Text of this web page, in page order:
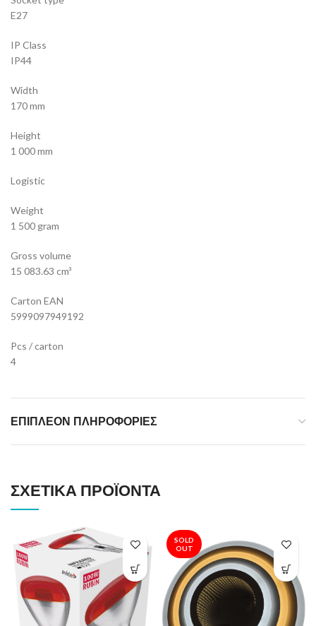
E27
IP Class
IP44
Width
170 mm
Height
1 000 mm
Logistic
Weight
1 500 gram
Gross volume
15 083.63 cm³
Carton EAN
5999097949192
Pcs / carton
4
ΕΠΙΠΛΈΟΝ ΠΛΗΡΟΦΟΡΊΕΣ
ΣΧΕΤΙΚΆ ΠΡΟΪΌΝΤΑ
SOLD
OUT